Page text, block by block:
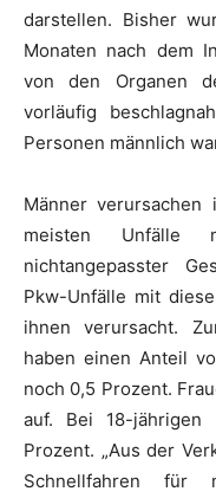
darstellen. Bisher
Monaten nach dem
von den Organen
vorläufig
Personen männlich
Männer
meisten Unfälle
nichtangepasster
Pkw-Unfälle mit
ihnen verursacht.
haben einen Anteil
noch 0,5 Prozent.
auf. Bei 18-
Prozent. „Aus der
Schnellfahren für